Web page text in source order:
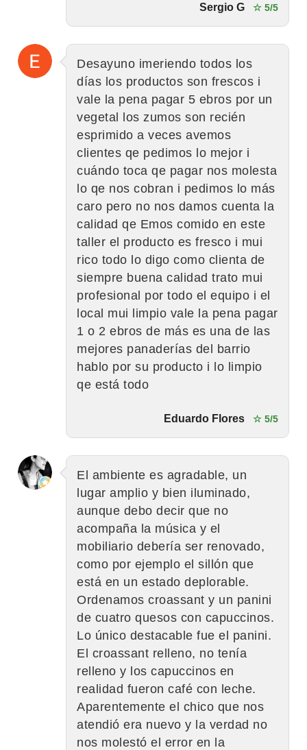
Sergio G ☆ 5/5
Desayuno imeriendo todos los
días los productos son frescos i
vale la pena pagar 5 ebros por un
vegetal los zumos son recién
esprimido a veces avemos
clientes qe pedimos lo mejor i
cuándo toca qe pagar nos molesta
lo qe nos cobran i pedimos lo más
caro pero no nos damos cuenta la
calidad qe Emos comido en este
taller el producto es fresco i mui
rico todo lo digo como clienta de
siempre buena calidad trato mui
profesional por todo el equipo i el
local mui limpio vale la pena pagar
1 o 2 ebros de más es una de las
mejores panaderías del barrio
hablo por su producto i lo limpio
qe está todo
Eduardo Flores ☆ 5/5
El ambiente es agradable, un
lugar amplio y bien iluminado,
aunque debo decir que no
acompaña la música y el
mobiliario debería ser renovado,
como por ejemplo el sillón que
está en un estado deplorable.
Ordenamos croassant y un panini
de cuatro quesos con capuccinos.
Lo único destacable fue el panini.
El croassant relleno, no tenía
relleno y los capuccinos en
realidad fueron café con leche.
Aparentemente el chico que nos
atendió era nuevo y la verdad no
nos molestó el error en la